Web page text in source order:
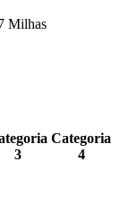
Milhas
3
Categoria
4